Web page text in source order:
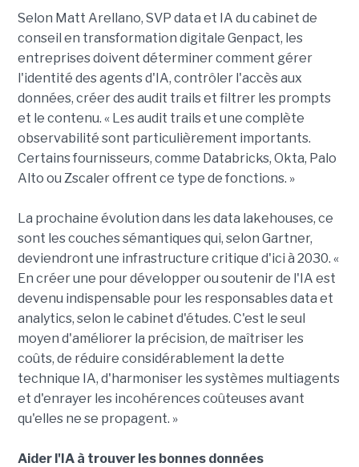
Selon Matt Arellano, SVP data et IA du cabinet de
conseil en transformation digitale Genpact, les
entreprises doivent déterminer comment gérer
l'identité des agents d'IA, contrôler l'accès aux
données, créer des audit trails et filtrer les prompts
et le contenu. « Les audit trails et une complète
observabilité sont particulièrement importants.
Certains fournisseurs, comme Databricks, Okta, Palo
Alto ou Zscaler offrent ce type de fonctions. »
La prochaine évolution dans les data lakehouses, ce
sont les couches sémantiques qui, selon Gartner,
deviendront une infrastructure critique d'ici à 2030. «
En créer une pour développer ou soutenir de l'IA est
devenu indispensable pour les responsables data et
analytics, selon le cabinet d'études. C'est le seul
moyen d'améliorer la précision, de maîtriser les
coûts, de réduire considérablement la dette
technique IA, d'harmoniser les systèmes multiagents
et d'enrayer les incohérences coûteuses avant
qu'elles ne se propagent. »
Aider l'IA à trouver les bonnes données